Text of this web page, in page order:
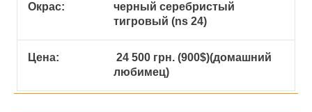
Окрас:
черный серебристый
тигровый (ns 24)
Цена:
24 500 грн. (900$)(домашний
любимец)